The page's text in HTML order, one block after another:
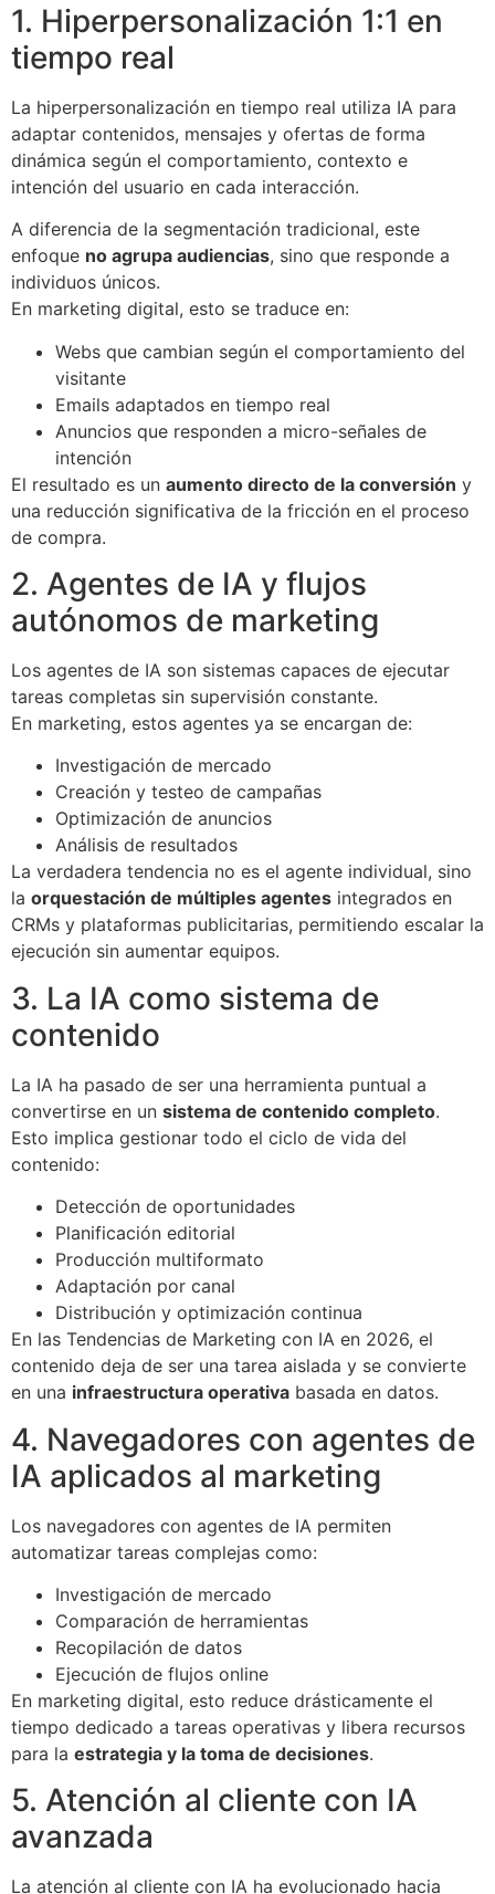
1. Hiperpersonalización 1:1 en
tiempo real
La hiperpersonalización en tiempo real utiliza IA para
adaptar contenidos, mensajes y ofertas de forma
dinámica según el comportamiento, contexto e
intención del usuario en cada interacción.
A diferencia de la segmentación tradicional, este
enfoque no agrupa audiencias, sino que responde a
individuos únicos.
En marketing digital, esto se traduce en:
Webs que cambian según el comportamiento del
visitante
Emails adaptados en tiempo real
Anuncios que responden a micro-señales de
intención
El resultado es un aumento directo de la conversión y
una reducción significativa de la fricción en el proceso
de compra.
2. Agentes de IA y flujos
autónomos de marketing
Los agentes de IA son sistemas capaces de ejecutar
tareas completas sin supervisión constante.
En marketing, estos agentes ya se encargan de:
Investigación de mercado
Creación y testeo de campañas
Optimización de anuncios
Análisis de resultados
La verdadera tendencia no es el agente individual, sino
la orquestación de múltiples agentes integrados en
CRMs y plataformas publicitarias, permitiendo escalar la
ejecución sin aumentar equipos.
3. La IA como sistema de
contenido
La IA ha pasado de ser una herramienta puntual a
convertirse en un sistema de contenido completo.
Esto implica gestionar todo el ciclo de vida del
contenido:
Detección de oportunidades
Planificación editorial
Producción multiformato
Adaptación por canal
Distribución y optimización continua
En las Tendencias de Marketing con IA en 2026, el
contenido deja de ser una tarea aislada y se convierte
en una infraestructura operativa basada en datos.
4. Navegadores con agentes de
IA aplicados al marketing
Los navegadores con agentes de IA permiten
automatizar tareas complejas como:
Investigación de mercado
Comparación de herramientas
Recopilación de datos
Ejecución de flujos online
En marketing digital, esto reduce drásticamente el
tiempo dedicado a tareas operativas y libera recursos
para la estrategia y la toma de decisiones.
5. Atención al cliente con IA
avanzada
La atención al cliente con IA ha evolucionado hacia